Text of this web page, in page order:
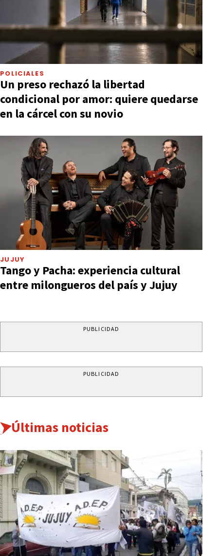
POLICIALES
Un preso rechazó la libertad
condicional por amor: quiere quedarse
en la cárcel con su novio
JUJUY
Tango y Pacha: experiencia cultural
entre milongueros del país y Jujuy
PUBLICIDAD
PUBLICIDAD
Últimas noticias